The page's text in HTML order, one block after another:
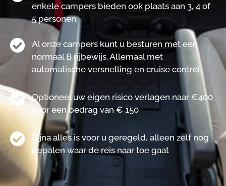
enkele campers bieden ook plaats aan 3, 4 of
5 personen
Al onze campers kunt u besturen met een
normaal B rijbewijs. Allemaal met
automatische versnelling en cruise control
Optioneel uw eigen risico verlagen naar €400
voor een bedrag van € 150
Bijna alles is voor u geregeld, alleen zelf nog
bepalen waar de reis naar toe gaat